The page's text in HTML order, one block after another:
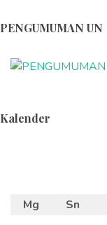
PENGUMUMAN UN
Kalender
Mg Sn